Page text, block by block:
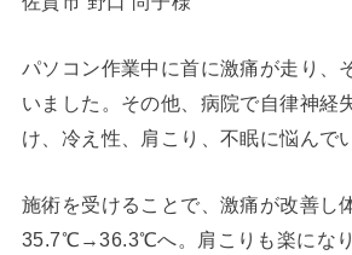
パソコン作業中に首に激痛が走り、
いました。その他、病院で自律神経
け、冷え性、肩こり、不眠に悩んで
施術を受けることで、激痛が改善し
35.7℃→36.3℃へ。肩こりも楽になり